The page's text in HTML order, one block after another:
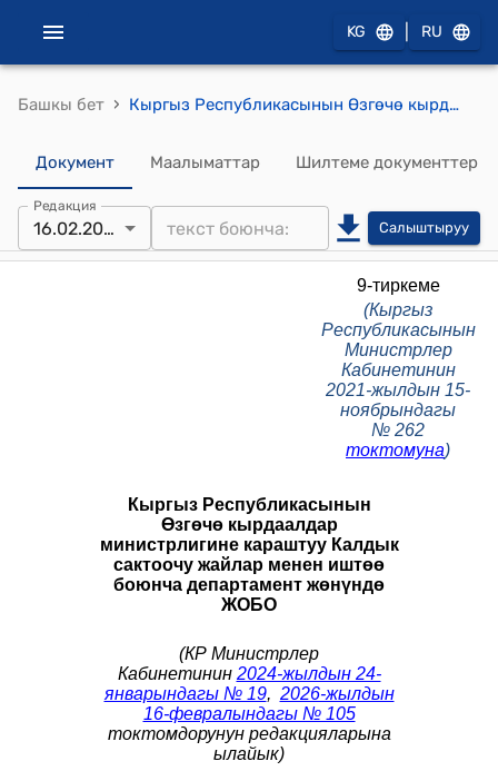
KG RU
Башкы бет › Кыргыз Республикасынын Өзгөчө кырдаалдар министрлигине караштуу Калдык сактоочу жайлар менен иштөө боюнча департамент жөнүндө ЖОБО (Кыргыз Республикасынын Министрлер Кабинетинин 2021-жылдын 15-ноябрындагы № 262 токтомуна)
Документ Маалыматтар Шилтеме документтер
Редакция
16.02.2026 Салыштыруу